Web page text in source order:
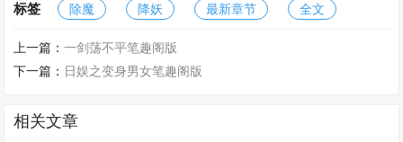
标签 除魔 降妖 最新章节 全文
上一篇：一剑荡不平笔趣阁版
下一篇： 日娱之变身男女笔趣阁版
相关文章